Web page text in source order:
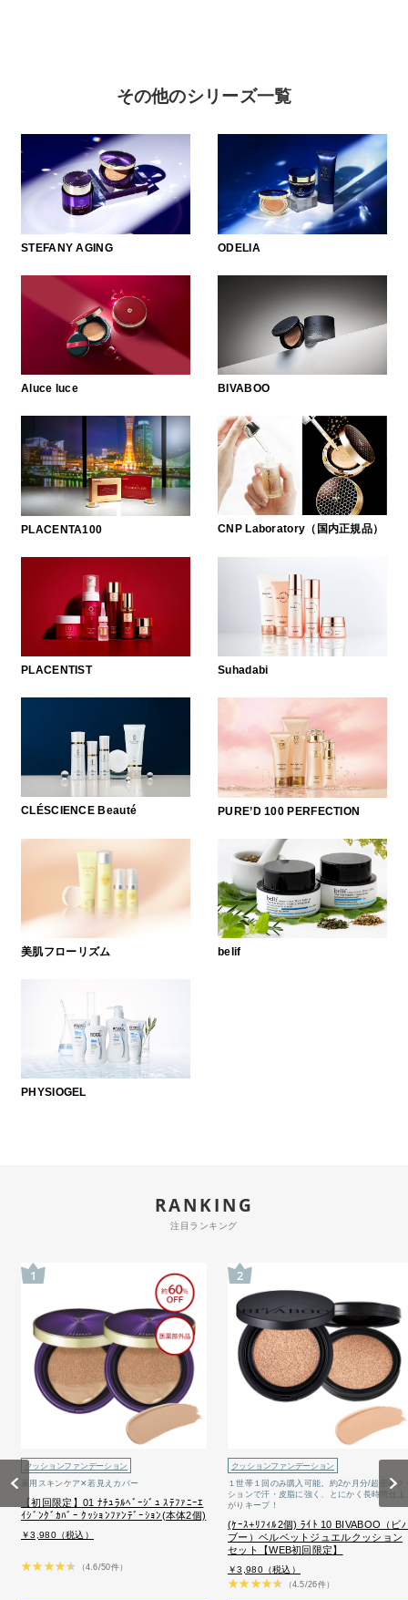
その他のシリーズ一覧
STEFANY AGING ODELIA
Aluce luce BIVABOO
PLACENTA100 CNP Laboratory（国内正規品）
PLACENTIST Suhadabi
CLÉSCIENCE Beauté PURE’D 100 PERFECTION
美肌フローリズム belif
PHYSIOGEL
RANKING
注目ランキング
Previous
1
クッションファンデーション
薬用スキンケア✕若見えカバー
【初回限定】01 ﾅﾁｭﾗﾙﾍﾞｰｼﾞｭ ｽﾃﾌｧﾆｰｴ
ｲｼﾞﾝｸﾞｶﾊﾞｰ ｸｯｼｮﾝﾌｧﾝﾃﾞｰｼｮﾝ(本体2個)
￥3,980（税込）
（4.6/50件）
2
クッションファンデーション
１世帯１回のみ購入可能。約2か月分/超密着ク
ションで汗・皮脂に強く、とにかく長時間仕上
がりキープ！
(ｹｰｽ+ﾘﾌｨﾙ2個) ﾗｲﾄ 10 BIVABOO（ビ
ブー）ベルベットジュエルクッション
セット【WEB初回限定】
￥3,980（税込）
（4.5/26件）
Next